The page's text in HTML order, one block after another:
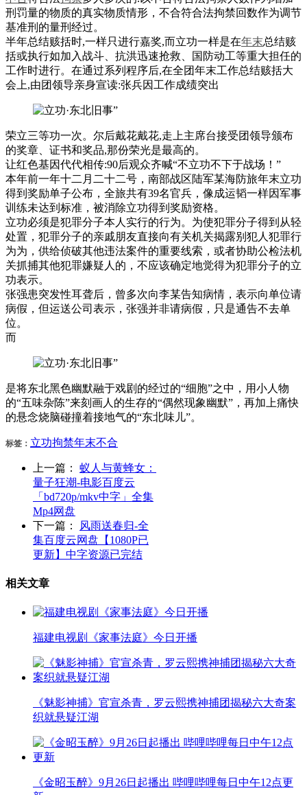
刑罚量的物质的真实物质情形，不合符合法拘禁回数作为调节
基准刑的量刑经过。
半年总结赅括时,一样只进行嘉奖,而立功一样是在年末总结赅
括或执行如加入战斗、抗洪迅速抢救、国防动工等重大担任的
工作时进行。在通过系列程序后,在全团年末工作总结赅括大
会上,由团领导亲身宣读:张兵因工作成绩突出
荣立三等功一次。尔后戴花戴花,走上主席台接受团领导颁布
的奖章、证书和奖品,那份荣光是最高的。
让红色基因代代相传:90后观众齐喊“不立功不下于战场！”
本年前一年十二月二十二号，南部战区陆军某海防旅年末立功
得到奖励单子公布，全旅共有39名官兵，像成运韬一样因军事
训练未达到标准，被消除立功得到奖励资格。
立功必须是犯罪分子本人实行的行为。为使犯罪分子得到从轻
处置，犯罪分子的亲戚朋友直接向有关机关揭露别犯人犯罪行
为为，供给侦破其他违法案件的重要线索，或者协助公检法机
关抓捕其他犯罪嫌疑人的，不应该确定地觉得为犯罪分子的立
功表示。
张强患突发性耳聋后，曾多次向李某告知病情，表示向单位请
病假，但运送公司表示，张强并非请病假，只是通告不去单
位。
而
是将东北黑色幽默融于戏剧的经过的“细胞”之中，用小人物
的“五味杂陈”来刻画人的生存的“偶然现象幽默”，再加上痛快
的悬念烧脑碰撞着接地气的“东北味儿”。
标签： 立功拘禁年末不合
上一篇：
蚁人与黄蜂女：
量子狂潮-电影百度云
「bd720p/mkv中字」全集
Mp4网盘
下一篇：
风雨送春归-全
集百度云网盘【1080P已
更新】中字资源已完结
相关文章
福建电视剧《家事法庭》今日开播
《魅影神捕》官宣杀青，罗云熙携神捕团揭秘六大奇案
织就悬疑江湖
《金昭玉醉》9月26日起播出 哔哩哔哩每日中午12点更